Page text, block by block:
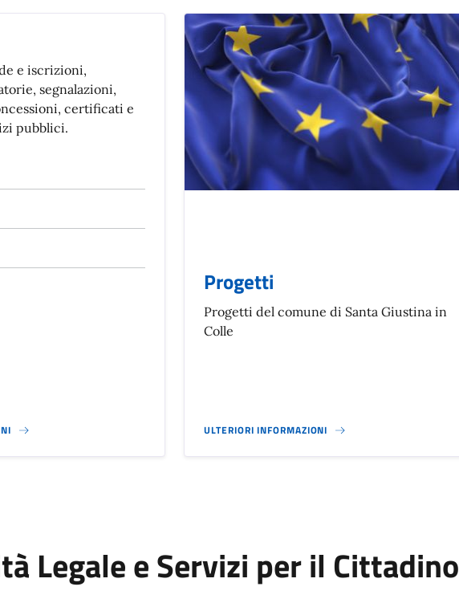
e iscrizioni,
segnalazioni,
certificati e
pubblici.
Progetti
Progetti del comune di Santa Giustina in
Colle
ULTERIORI INFORMAZIONI
Legale e Servizi per il Cittadino